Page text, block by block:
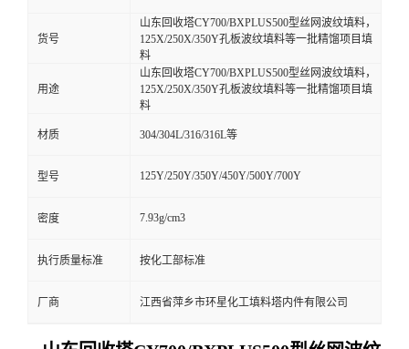
货号
山东回收塔CY700/BXPLUS500型丝网波纹填料，
125X/250X/350Y孔板波纹填料等一批精馏项目填
料
用途
山东回收塔CY700/BXPLUS500型丝网波纹填料，
125X/250X/350Y孔板波纹填料等一批精馏项目填
料
材质 304/304L/316/316L等
型号 125Y/250Y/350Y/450Y/500Y/700Y
密度 7.93g/cm3
执行质量标准 按化工部标准
厂商 江西省萍乡市环星化工填料塔内件有限公司